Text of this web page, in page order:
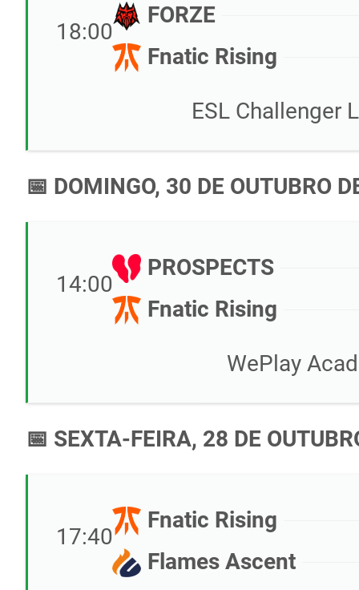
18:00
FORZE
Fnatic Rising
ESL Challenger
📅 DOMINGO, 30 DE OUTUBRO
14:00
PROSPECTS
Fnatic Rising
WePlay
📅 SEXTA-FEIRA, 28 DE
17:40
Fnatic Rising
Flames Ascent